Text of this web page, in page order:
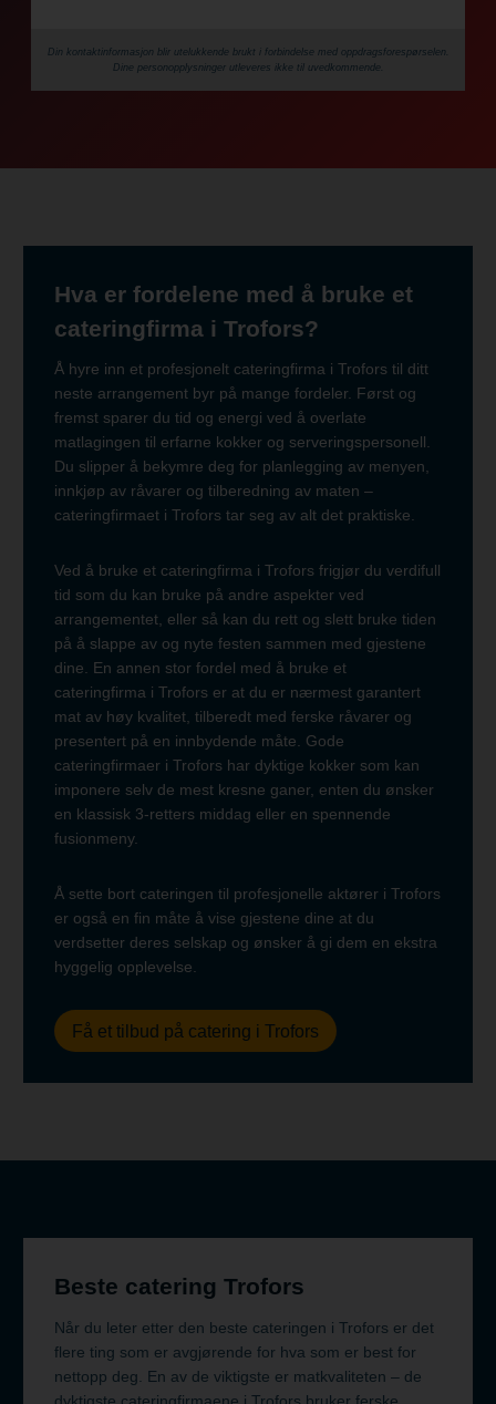
Din kontaktinformasjon blir utelukkende brukt i forbindelse med oppdrags­forespørselen.
Dine person­­opplysninger utleveres ikke til uvedkommende.
Hva er fordelene med å bruke et
cateringfirma i Trofors?
Å hyre inn et profesjonelt cateringfirma i Trofors til ditt
neste arrangement byr på mange fordeler. Først og
fremst sparer du tid og energi ved å overlate
matlagingen til erfarne kokker og serveringspersonell.
Du slipper å bekymre deg for planlegging av menyen,
innkjøp av råvarer og tilberedning av maten –
cateringfirmaet i Trofors tar seg av alt det praktiske.
Ved å bruke et cateringfirma i Trofors frigjør du verdifull
tid som du kan bruke på andre aspekter ved
arrangementet, eller så kan du rett og slett bruke tiden
på å slappe av og nyte festen sammen med gjestene
dine. En annen stor fordel med å bruke et
cateringfirma i Trofors er at du er nærmest garantert
mat av høy kvalitet, tilberedt med ferske råvarer og
presentert på en innbydende måte. Gode
cateringfirmaer i Trofors har dyktige kokker som kan
imponere selv de mest kresne ganer, enten du ønsker
en klassisk 3-retters middag eller en spennende
fusionmeny.
Å sette bort cateringen til profesjonelle aktører i Trofors
er også en fin måte å vise gjestene dine at du
verdsetter deres selskap og ønsker å gi dem en ekstra
hyggelig opplevelse.
Få et tilbud på catering i Trofors
Beste catering Trofors
Når du leter etter den beste cateringen i Trofors er det
flere ting som er avgjørende for hva som er best for
nettopp deg. En av de viktigste er matkvaliteten – de
dyktigste cateringfirmaene i Trofors bruker ferske,